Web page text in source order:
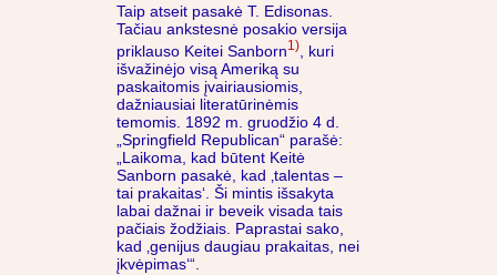
Taip atseit pasakė T. Edisonas.
Tačiau ankstesnė posakio versija
priklauso Keitei Sanborn1) , kuri
išvažinėjo visą Ameriką su
paskaitomis įvairiausiomis,
dažniausiai literatūrinėmis
temomis. 1892 m. gruodžio 4 d.
„Springfield Republican“ parašė:
„Laikoma, kad būtent Keitė
Sanborn pasakė, kad ‚talentas –
tai prakaitas‘. Ši mintis išsakyta
labai dažnai ir beveik visada tais
pačiais žodžiais. Paprastai sako,
kad ‚genijus daugiau prakaitas, nei
įkvėpimas‘“.